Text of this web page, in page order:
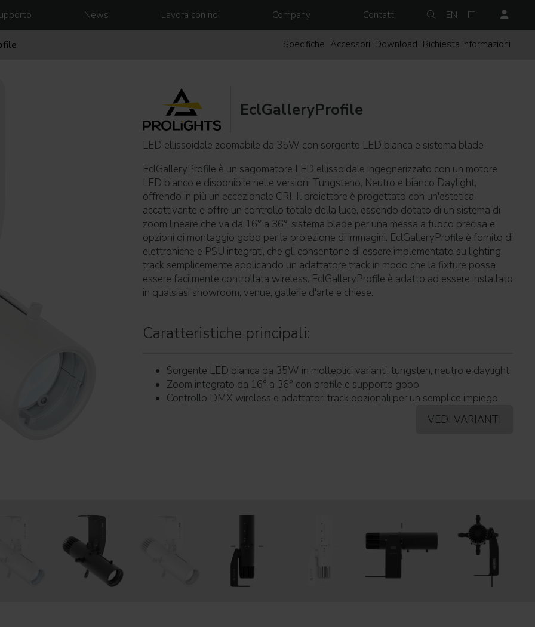
News Lavora con noi Company Contatti EN IT
Specifiche Accessori Download Richiesta Informazioni
EclGalleryProfile
LED ellissoidale zoomabile da 35W con sorgente LED bianca e sistema blade
EclGalleryProfile è un sagomatore LED ellissoidale ingegnerizzato con un motore
LED bianco e disponibile nelle versioni Tungsteno, Neutro e bianco Daylight,
offrendo in più un eccezionale CRI. Il proiettore è progettato con un'estetica
accattivante e offre un controllo totale della luce, essendo dotato di un sistema di
zoom lineare che va da 16° a 36°, sistema blade per una messa a fuoco precisa e
opzioni di montaggio gobo per la proiezione di immagini. EclGalleryProfile è fornito di
elettroniche e PSU integrati, che gli consentono di essere implementato su lighting
track semplicemente applicando un adattatore track in modo che la fixture possa
essere facilmente controllata wireless. EclGalleryProfile è adatto ad essere installato
in qualsiasi showroom, venue, gallerie d'arte e chiese.
Caratteristiche principali:
Sorgente LED bianca da 35W in molteplici varianti: tungsten, neutro e daylight
Zoom integrato da 16° a 36° con profile e supporto gobo
Controllo DMX wireless e adattatori track opzionali per un semplice impiego
VEDI VARIANTI